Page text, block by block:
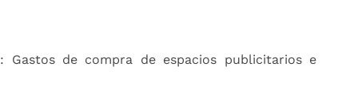
Gastos de compra de espacios publicitarios e